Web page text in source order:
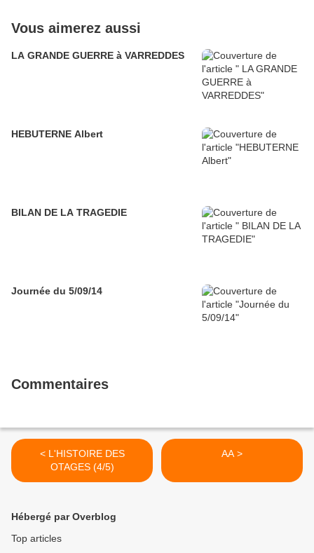
Vous aimerez aussi
LA GRANDE GUERRE à VARREDDES
HEBUTERNE Albert
BILAN DE LA TRAGEDIE
Journée du 5/09/14
Commentaires
< L'HISTOIRE DES
OTAGES (4/5)
AA >
Hébergé par Overblog
Top articles